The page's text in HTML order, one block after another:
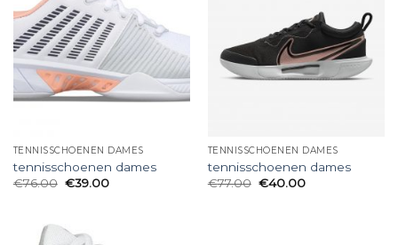
TENNISSCHOENEN DAMES
tennisschoenen dames
€76.00 €39.00
TENNISSCHOENEN DAMES
tennisschoenen dames
€77.00 €40.00